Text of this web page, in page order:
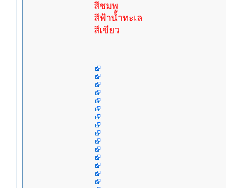
สีชมพู
สีฟ้าน้ำทะเล
สีเขียว